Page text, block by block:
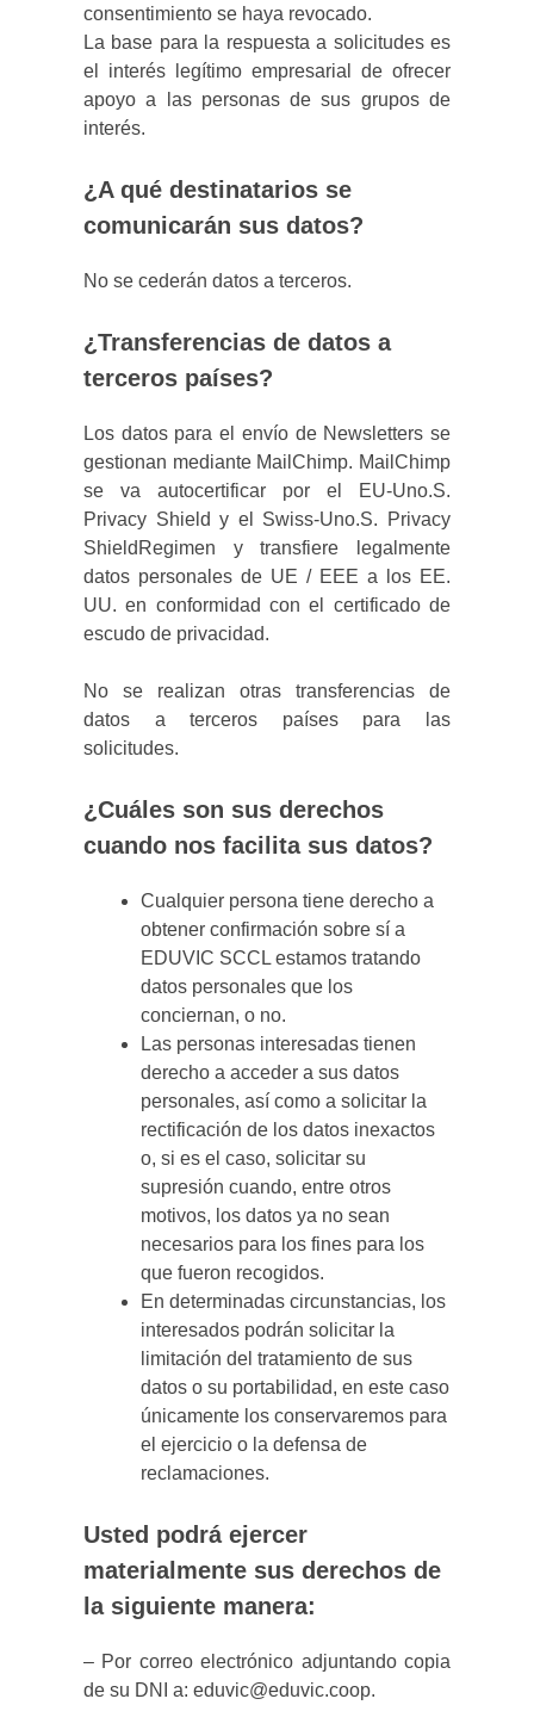
consentimiento se haya revocado.
La base para la respuesta a solicitudes es
el interés legítimo empresarial de ofrecer
apoyo a las personas de sus grupos de
interés.
¿A qué destinatarios se
comunicarán sus datos?
No se cederán datos a terceros.
¿Transferencias de datos a
terceros países?
Los datos para el envío de Newsletters se
gestionan mediante MailChimp. MailChimp
se va autocertificar por el EU-Uno.S.
Privacy Shield y el Swiss-Uno.S. Privacy
ShieldRegimen y transfiere legalmente
datos personales de UE / EEE a los EE.
UU. en conformidad con el certificado de
escudo de privacidad.
No se realizan otras transferencias de
datos a terceros países para las
solicitudes.
¿Cuáles son sus derechos
cuando nos facilita sus datos?
Cualquier persona tiene derecho a
obtener confirmación sobre sí a
EDUVIC SCCL estamos tratando
datos personales que los
conciernan, o no.
Las personas interesadas tienen
derecho a acceder a sus datos
personales, así como a solicitar la
rectificación de los datos inexactos
o, si es el caso, solicitar su
supresión cuando, entre otros
motivos, los datos ya no sean
necesarios para los fines para los
que fueron recogidos.
En determinadas circunstancias, los
interesados podrán solicitar la
limitación del tratamiento de sus
datos o su portabilidad, en este caso
únicamente los conservaremos para
el ejercicio o la defensa de
reclamaciones.
Usted podrá ejercer
materialmente sus derechos de
la siguiente manera:
– Por correo electrónico adjuntando copia
de su DNI a: eduvic@eduvic.coop.